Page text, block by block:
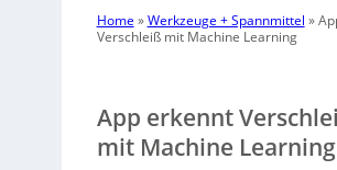
Home »Werkzeuge + Spannmittel »
Verschleiß mit Machine Learning
App erkennt
mit Machine Learning